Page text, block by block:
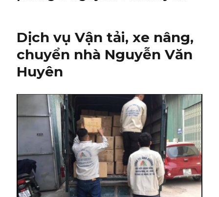
Dịch vụ Vận tải, xe nâng,
chuyển nhà Nguyễn Văn
Huyên